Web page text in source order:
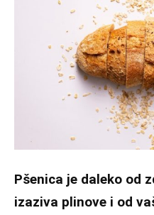
Pšenica je daleko od
izaziva plinove i od